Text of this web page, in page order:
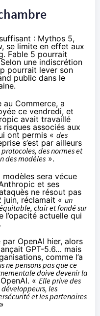
: Mythos 5,
se limite en effet aux
Fable 5 pourrait
une indiscrétion
pourrait lever son
public dans le
Commerce, a
ce vendredi, et
avait travaillé
associés aux
ont permis « des
s’est par ailleurs
protocoles, des normes et
des modèles ».
sera vécue
et ses
ne résout pas
juin, réclamait « un
clair et fondé sur
l’opacité actuelle qui
OpenAI hier, alors
GPT-5.6… mais
comme l’a
ne pensons pas que ce
doive devenir la
« Elle prive des
les
et les partenaires
»